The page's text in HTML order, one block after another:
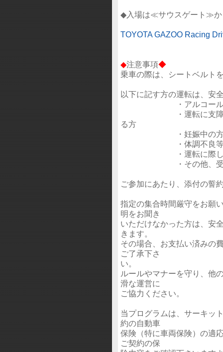
◆入場は≪サウスゲート≫か
TOYOTA GAZOO Racing
◆注意事項◆
乗車の際は、シートベルト
以下に記す方の運転は、安
・アルコールを飲
・運転に支障を及ぼ
る方
・妊娠中の
・体調不良等、参加
・運転に際し、補
・その他、受付にて
ご参加にあたり、添付の誓
指定の集合時間厳守をお願
明をお聞き
いただけなかった方は、安
きます。
その場合、お支払い済みの
ご了承下さ
い。
ルールやマナーを守り、他
滑な運営に
ご協力ください。
当プログラムは、サーキッ
約の自動車
保険（特に車両保険）の適
ご契約の保